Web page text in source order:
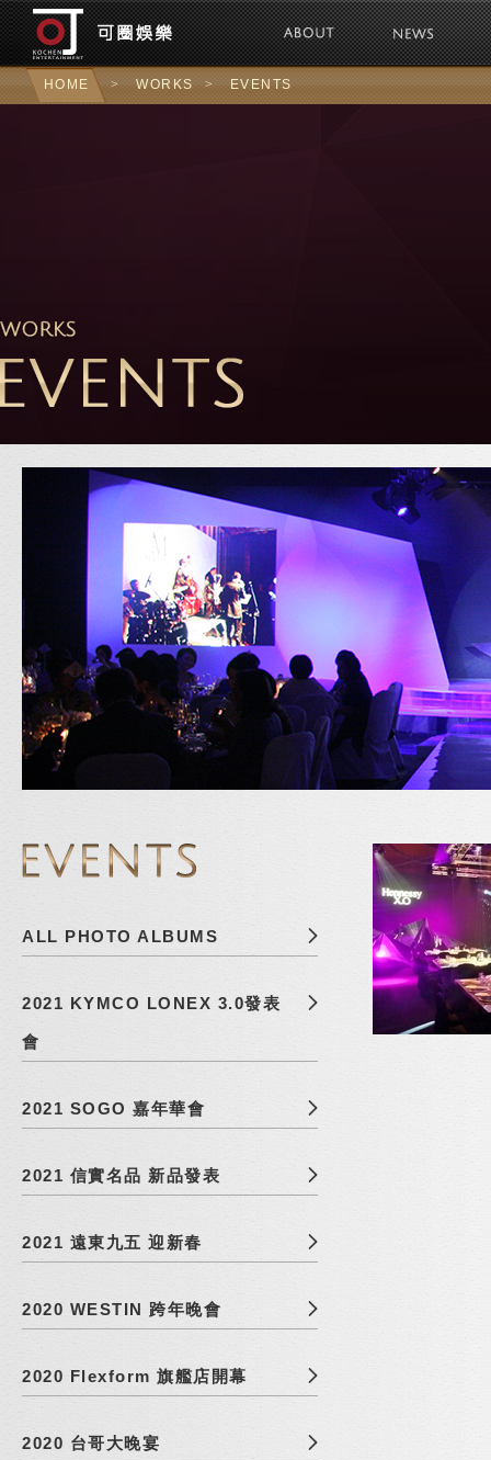
可圈娛樂
HOME > WORKS > EVENTS
ALL PHOTO ALBUMS
2021 KYMCO LONEX 3.0發表
會
2021 SOGO 嘉年華會
2021 信實名品 新品發表
2021 遠東九五 迎新春
2020 WESTIN 跨年晚會
2020 Flexform 旗艦店開幕
2020 台哥大晚宴